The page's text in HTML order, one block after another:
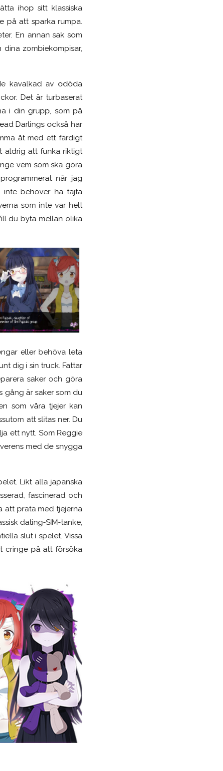
ihop sitt klassiska
på att sparka rumpa.
En annan sak som
zombiekompisar,
kavalkad av odöda
Det är turbaserat
i din grupp, som på
Darlings också har
åt med ett färdigt
aldrig att funka riktigt
vem som ska göra
när jag
behöver ha tajta
som inte var helt
du byta mellan olika
eller behöva leta
dig i sin truck. Fattar
saker och göra
gång är saker som du
som våra tjejer kan
att slitas ner. Du
ett nytt. Som Reggie
med de snygga
Likt alla japanska
fascinerad och
att prata med tjejerna
dating-SIM-tanke,
slut i spelet. Vissa
cringe på att försöka